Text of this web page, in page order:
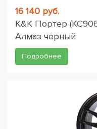
16 140 руб.
K&K Портер
Алмаз черный
Подробнее